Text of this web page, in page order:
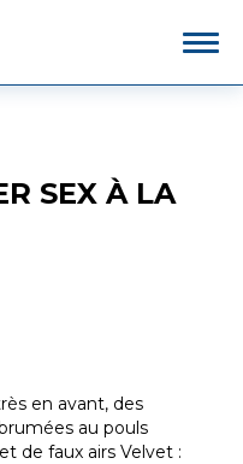
SEX À LA
en avant, des
au pouls
de faux airs Velvet :